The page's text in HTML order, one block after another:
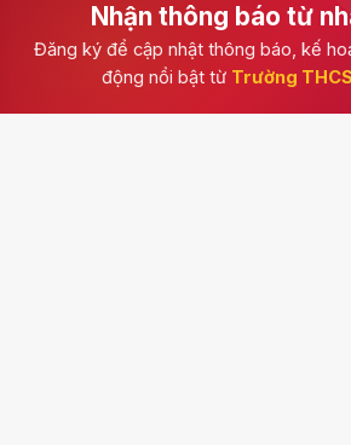
Nhận thông báo từ
Đăng ký để cập nhật thông báo, kế
động nổi bật từ Trường